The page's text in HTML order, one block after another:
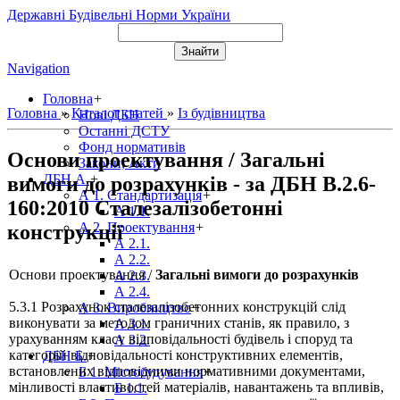
Державні Будівельні Норми України
Navigation
Головна+
Нові ДБН
Останні ДСТУ
Фонд нормативів
Закони, Акти
ДБН А.+
А 1. Стандартизація+
А 1.1.
А 2. Проектування+
А 2.1.
А 2.2.
А 2.3.
А 2.4.
А 3. Виробництво+
А 3.1.
А 3.2.
ДБН Б.+
Б 1. Містобудування+
Б 1.1.
Головна » Каталог статей » Із будівництва
Основи проектування / Загальні
вимоги до розрахунків - за ДБН В.2.6-
160:2010 Сталезалізобетонні
конструкції
Основи проектування /Загальні вимоги до розрахунків
5.3.1 Розрахунок сталезалізобетонних конструкцій слід
виконувати за методом граничних станів, як правило, з
урахуванням класу відповідальності будівель і споруд та
категорій відповідальності конструктивних елементів,
встановлених відповідними нормативними документами,
мінливості властивостей матеріалів, навантажень та впливів,